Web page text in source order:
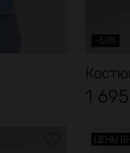
-50%
1